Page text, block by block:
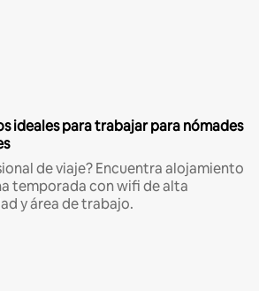
ideales para trabajar para nómades
de viaje? Encuentra alojamiento
temporada con wifi de alta
y área de trabajo.